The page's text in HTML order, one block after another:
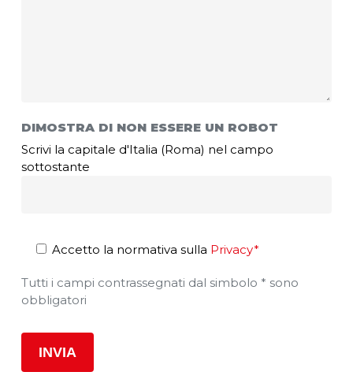
DIMOSTRA DI NON ESSERE UN ROBOT
Scrivi la capitale d'Italia (Roma) nel campo
sottostante
Accetto la normativa sulla Privacy*
Tutti i campi contrassegnati dal simbolo * sono
obbligatori